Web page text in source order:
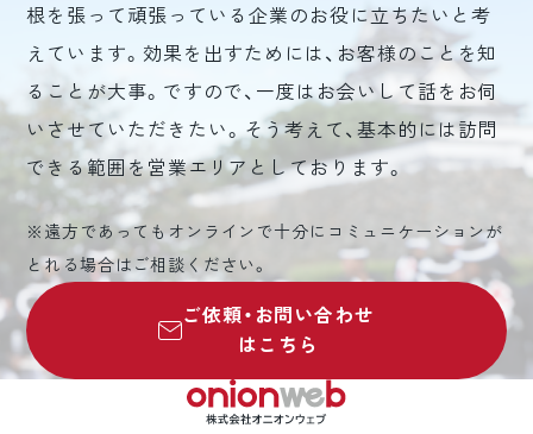
根を張って頑張っている企業のお役に立ちたいと考
えています。効果を出すためには、お客様のことを知
ることが大事。ですので、一度はお会いして話をお伺
いさせていただきたい。そう考えて、基本的には訪問
できる範囲を営業エリアとしております。
※遠方であってもオンラインで十分にコミュニケーションが
とれる場合はご相談ください。
ご依頼・お問い合わせ
はこちら